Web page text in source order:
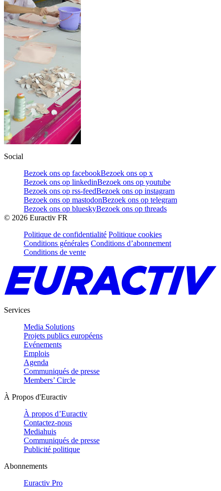
Social
Bezoek ons op facebookBezoek ons op x
Bezoek ons op linkedinBezoek ons op youtube
Bezoek ons op rss-feedBezoek ons op instagram
Bezoek ons op mastodonBezoek ons op telegram
Bezoek ons op blueskyBezoek ons op threads
© 2026 Euractiv FR
Politique de confidentialité Politique cookies
Conditions générales Conditions d’abonnement
Conditions de vente
Services
Media Solutions
Projets publics européens
Evénements
Emplois
Agenda
Communiqués de presse
Members’ Circle
À Propos d'Euractiv
À propos d’Euractiv
Contactez-nous
Mediahuis
Communiqués de presse
Publicité politique
Abonnements
Euractiv Pro